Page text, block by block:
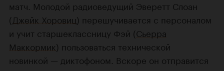
матч. Молодой радиоведущий Эверетт Слоан
(Джейк Хоровиц) перешучивается с персоналом
и учит старшеклассницу Фэй (Сьерра
Маккормик) пользоваться технической
новинкой — диктофоном. Вскоре он отправится